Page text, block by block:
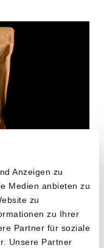
Anzeigen zu
Medien anbieten zu
zu
zu Ihrer
Partner für soziale
Unsere Partner
ZH